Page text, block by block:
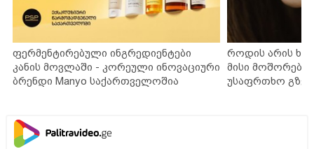
ფერმენტირებული ინგრედიენტები
კანის მოვლაში - კორეული ინოვაციური
ბრენდი Manyo საქართველოშია
როდის არის
მისი
უსაფრთხო